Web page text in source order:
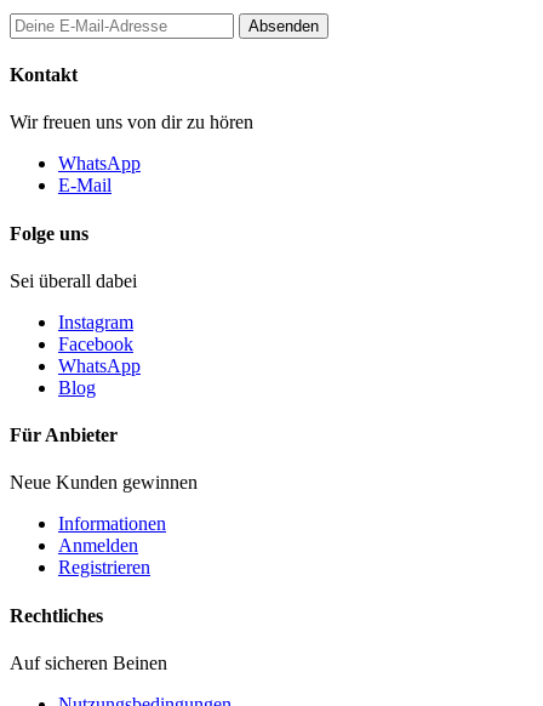
Absenden
Kontakt
Wir freuen uns von dir zu hören
WhatsApp
E-Mail
Folge uns
Sei überall dabei
Instagram
Facebook
WhatsApp
Blog
Für Anbieter
Neue Kunden gewinnen
Informationen
Anmelden
Registrieren
Rechtliches
Auf sicheren Beinen